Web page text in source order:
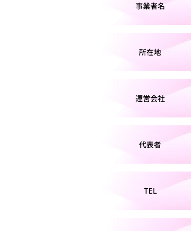
事業者名
所在地
運営会社
代表者
TEL